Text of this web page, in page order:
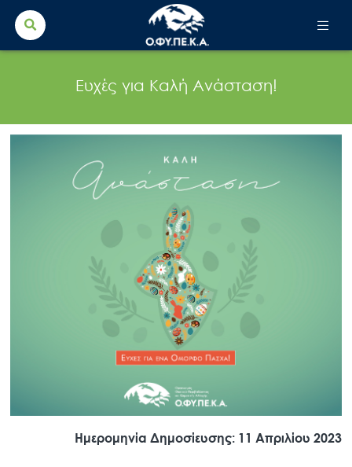
Search
for:
Ευχές για Καλή Ανάσταση!
Ημερομηνία Δημοσίευσης: 11 Απριλίου 2023